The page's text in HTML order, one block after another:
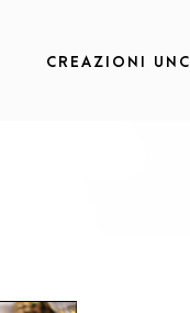
CREAZIONI